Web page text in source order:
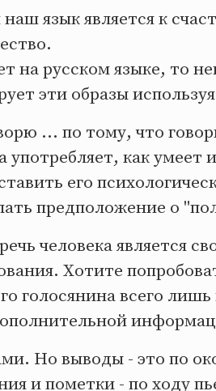
язык является к
на русском языке, то
эти образы
... по тому, что
употребляет, как умеет
его
предположение о
человека является
Хотите
голосянина всего
Но выводы - это по
и пометки - по ходу